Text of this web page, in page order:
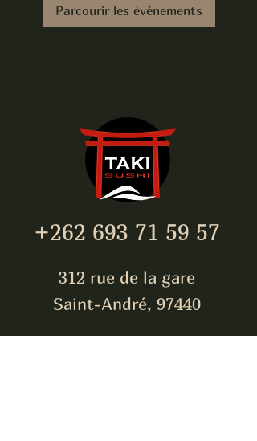
Parcourir les événements
+262 693 71 59 57
312 rue de la gare
Saint-André, 97440